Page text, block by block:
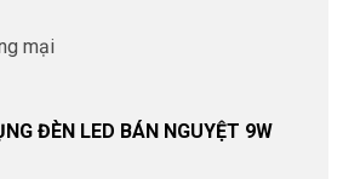
mại
ĐÈN LED BÁN NGUYỆT 9W